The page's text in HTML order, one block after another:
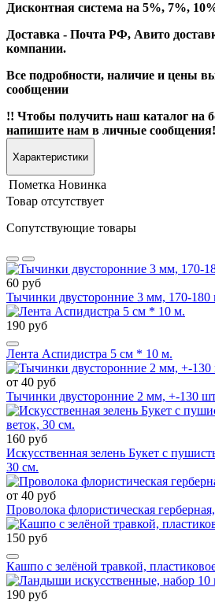
Дисконтная система на 5%, 7%,
Доставка - Почта РФ, Авито
компании.
Все подробности, наличие и цены
сообщении
!! Чтобы получить наш каталог на
напишите нам в личные сообщения!
Характеристики
Пометка Новинка
Товар отсутствует
Сопутствующие товары
60 руб
Тычинки двусторонние 3 мм, 170-180
190 руб
Лента Аспидистра 5 см * 10 м.
от 40 руб
Тычинки двусторонние 2 мм, +-130
160 руб
Искусственная зелень Букет с
30 см.
от 40 руб
Проволока флористическая
150 руб
Кашпо с зелёной травкой,
190 руб